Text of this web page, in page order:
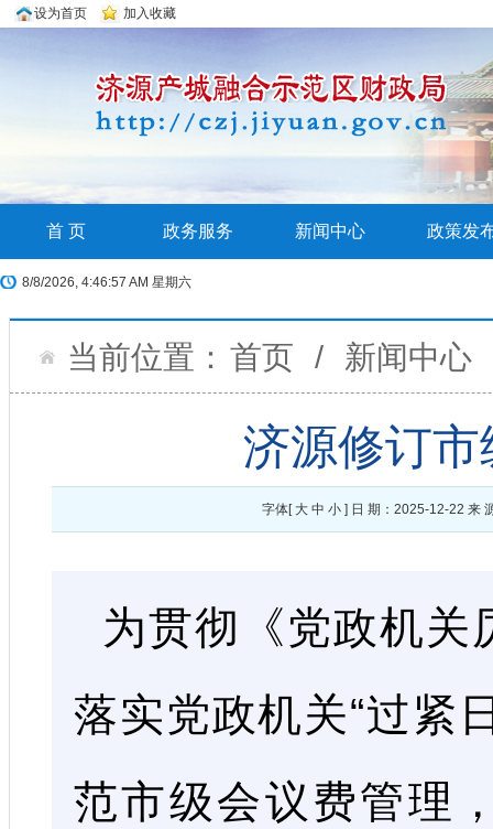
设为首页 加入收藏
首 页 政务服务 新闻中心 政策发
8/8/2026, 4:46:58 AM 星期六
当前位置： 首页 / 新闻中心
济源修订
字体[ 大 中 小] 日 期：2025-12-22 来
为贯彻《党政机关
落实党政机关“过紧
范市级会议费管理